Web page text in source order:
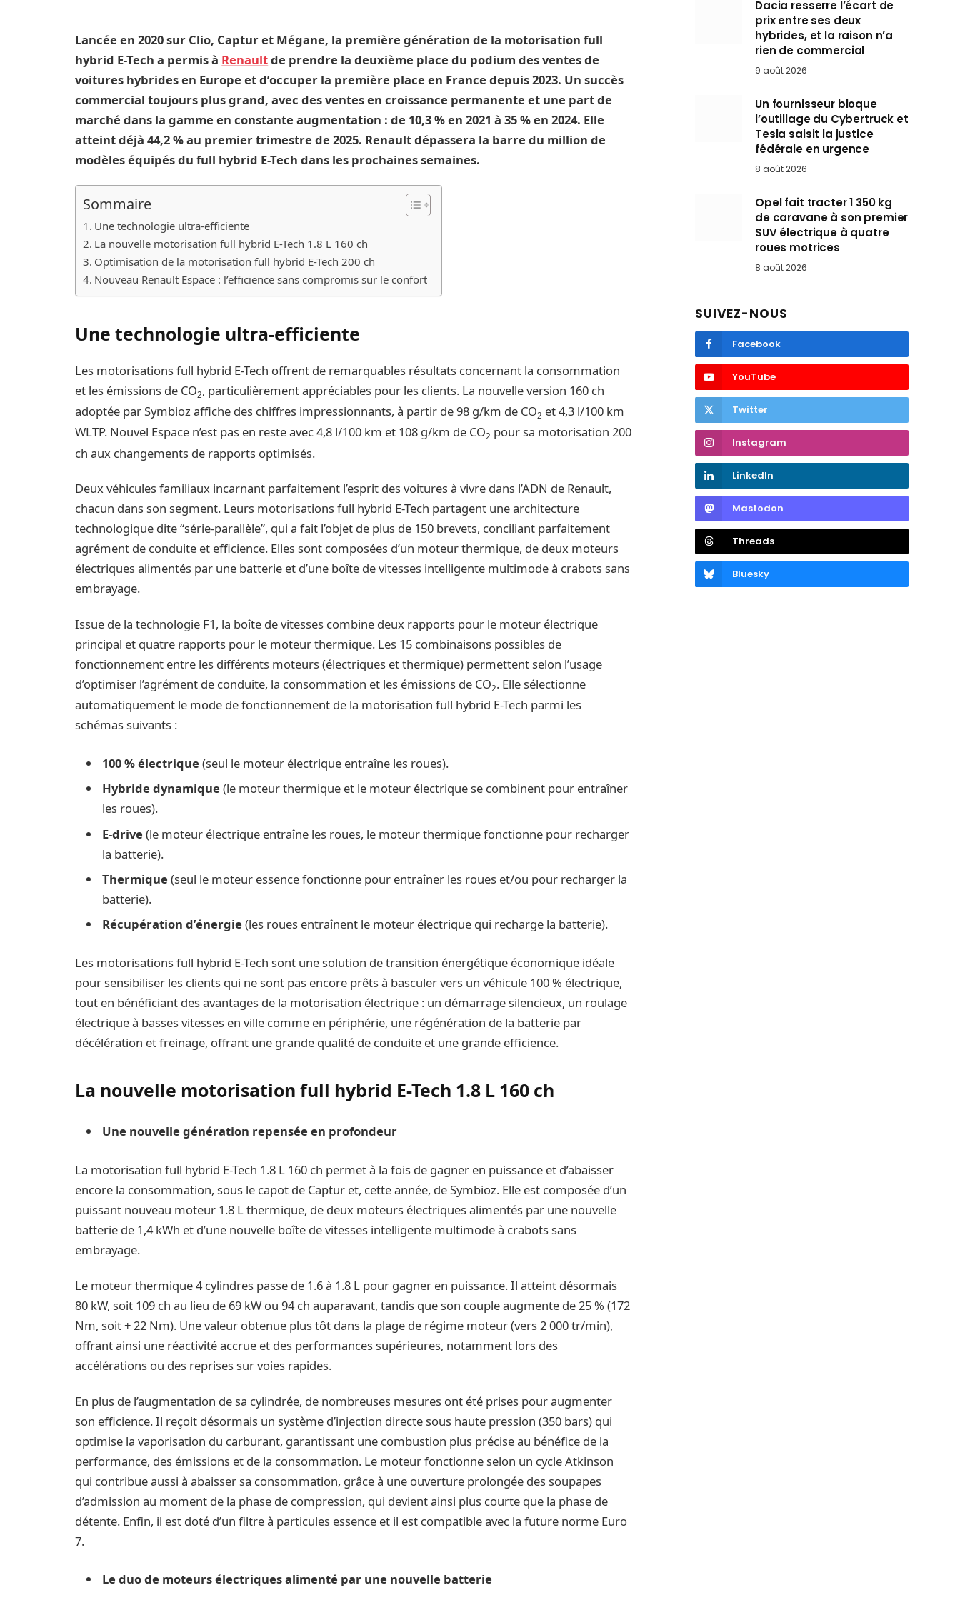
Lancée en 2020 sur Clio, Captur et Mégane, la première génération de la motorisation full
hybrid E-Tech a permis à Renaultde prendre la deuxième place du podium des ventes de
voitures hybrides en Europe et d’occuper la première place en France depuis 2023. Un succès
commercial toujours plus grand, avec des ventes en croissance permanente et une part de
marché dans la gamme en constante augmentation : de 10,3 % en 2021 à 35 % en 2024. Elle
atteint déjà 44,2 % au premier trimestre de 2025. Renault dépassera la barre du million de
modèles équipés du full hybrid E-Tech dans les prochaines semaines.
Sommaire
Une technologie ultra-efficiente
La nouvelle motorisation full hybrid E-Tech 1.8 L 160 ch
Optimisation de la motorisation full hybrid E-Tech 200 ch
Nouveau Renault Espace : l’efficience sans compromis sur le confort
Une technologie ultra-efficiente
Les motorisations full hybrid E-Tech offrent de remarquables résultats concernant la consommation
et les émissions de CO2, particulièrement appréciables pour les clients. La nouvelle version 160 ch
adoptée par Symbioz affiche des chiffres impressionnants, à partir de 98 g/km de CO2 et 4,3 l/100 km
WLTP. Nouvel Espace n’est pas en reste avec 4,8 l/100 km et 108 g/km de CO2 pour sa motorisation 200
ch aux changements de rapports optimisés.
Deux véhicules familiaux incarnant parfaitement l’esprit des voitures à vivre dans l’ADN de Renault,
chacun dans son segment. Leurs motorisations full hybrid E-Tech partagent une architecture
technologique dite “série-parallèle”, qui a fait l’objet de plus de 150 brevets, conciliant parfaitement
agrément de conduite et efficience. Elles sont composées d’un moteur thermique, de deux moteurs
électriques alimentés par une batterie et d’une boîte de vitesses intelligente multimode à crabots sans
embrayage.
Issue de la technologie F1, la boîte de vitesses combine deux rapports pour le moteur électrique
principal et quatre rapports pour le moteur thermique. Les 15 combinaisons possibles de
fonctionnement entre les différents moteurs (électriques et thermique) permettent selon l’usage
d’optimiser l’agrément de conduite, la consommation et les émissions de CO2. Elle sélectionne
automatiquement le mode de fonctionnement de la motorisation full hybrid E-Tech parmi les
schémas suivants :
100 % électrique (seul le moteur électrique entraîne les roues).
Hybride dynamique (le moteur thermique et le moteur électrique se combinent pour entraîner
les roues).
E-drive(le moteur électrique entraîne les roues, le moteur thermique fonctionne pour recharger
la batterie).
Thermique (seul le moteur essence fonctionne pour entraîner les roues et/ou pour recharger la
batterie).
Récupération d’énergie (les roues entraînent le moteur électrique qui recharge la batterie).
Les motorisations full hybrid E-Tech sont une solution de transition énergétique économique idéale
pour sensibiliser les clients qui ne sont pas encore prêts à basculer vers un véhicule 100 % électrique,
tout en bénéficiant des avantages de la motorisation électrique : un démarrage silencieux, un roulage
électrique à basses vitesses en ville comme en périphérie, une régénération de la batterie par
décélération et freinage, offrant une grande qualité de conduite et une grande efficience.
La nouvelle motorisation full hybrid E-Tech 1.8 L 160 ch
Une nouvelle génération repensée en profondeur
La motorisation full hybrid E-Tech 1.8 L 160 ch permet à la fois de gagner en puissance et d’abaisser
encore la consommation, sous le capot de Captur et, cette année, de Symbioz. Elle est composée d’un
puissant nouveau moteur 1.8 L thermique, de deux moteurs électriques alimentés par une nouvelle
batterie de 1,4 kWh et d’une nouvelle boîte de vitesses intelligente multimode à crabots sans
embrayage.
Le moteur thermique 4 cylindres passe de 1.6 à 1.8 L pour gagner en puissance. Il atteint désormais
80 kW, soit 109 ch au lieu de 69 kW ou 94 ch auparavant, tandis que son couple augmente de 25 % (172
Nm, soit + 22 Nm). Une valeur obtenue plus tôt dans la plage de régime moteur (vers 2 000 tr/min),
offrant ainsi une réactivité accrue et des performances supérieures, notamment lors des
accélérations ou des reprises sur voies rapides.
En plus de l’augmentation de sa cylindrée, de nombreuses mesures ont été prises pour augmenter
son efficience. Il reçoit désormais un système d’injection directe sous haute pression (350 bars) qui
optimise la vaporisation du carburant, garantissant une combustion plus précise au bénéfice de la
performance, des émissions et de la consommation. Le moteur fonctionne selon un cycle Atkinson
qui contribue aussi à abaisser sa consommation, grâce à une ouverture prolongée des soupapes
d’admission au moment de la phase de compression, qui devient ainsi plus courte que la phase de
détente. Enfin, il est doté d’un filtre à particules essence et il est compatible avec la future norme Euro
7.
Le duo de moteurs électriques alimenté par une nouvelle batterie
Dacia resserre l’écart de
prix entre ses deux
hybrides, et la raison n’a
rien de commercial
9 août 2026
Un fournisseur bloque
l’outillage du Cybertruck et
Tesla saisit la justice
fédérale en urgence
8 août 2026
Opel fait tracter 1 350 kg
de caravane à son premier
SUV électrique à quatre
roues motrices
8 août 2026
SUIVEZ-NOUS
Facebook
YouTube
Twitter
Instagram
LinkedIn
Mastodon
Threads
Bluesky